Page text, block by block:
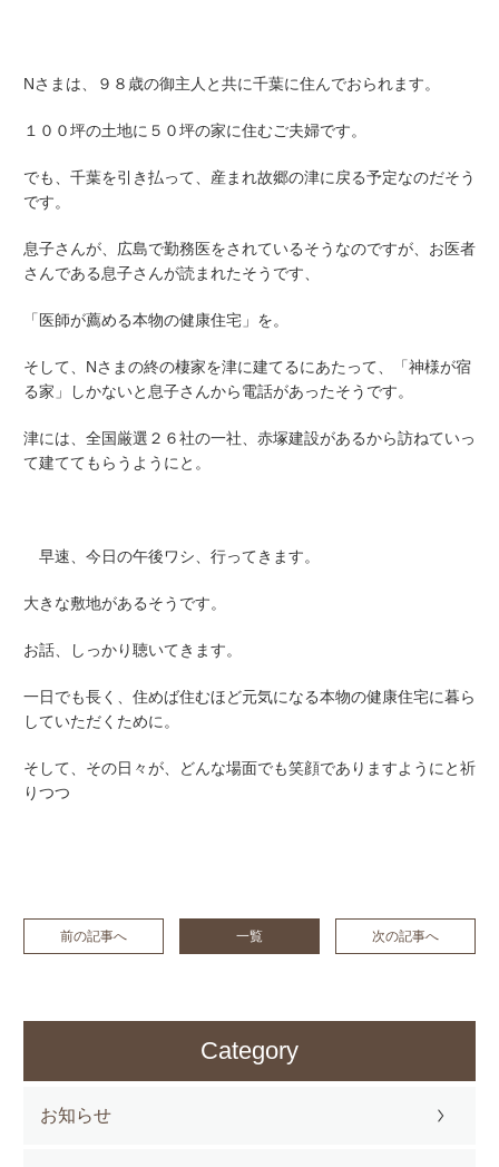
Nさまは、９８歳の御主人と共に千葉に住んでおられます。
１００坪の土地に５０坪の家に住むご夫婦です。
でも、千葉を引き払って、産まれ故郷の津に戻る予定なのだそう
です。
息子さんが、広島で勤務医をされているそうなのですが、お医者
さんである息子さんが読まれたそうです、
「医師が薦める本物の健康住宅」を。
そして、Nさまの終の棲家を津に建てるにあたって、「神様が宿
る家」しかないと息子さんから電話があったそうです。
津には、全国厳選２６社の一社、赤塚建設があるから訪ねていっ
て建ててもらうようにと。
早速、今日の午後ワシ、行ってきます。
大きな敷地があるそうです。
お話、しっかり聴いてきます。
一日でも長く、住めば住むほど元気になる本物の健康住宅に暮ら
していただくために。
そして、その日々が、どんな場面でも笑顔でありますようにと祈
りつつ
前の記事へ 一覧 次の記事へ
Category
お知らせ